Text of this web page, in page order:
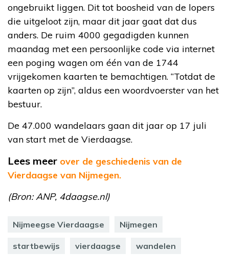
ongebruikt liggen. Dit tot boosheid van de lopers
die uitgeloot zijn, maar dit jaar gaat dat dus
anders. De ruim 4000 gegadigden kunnen
maandag met een persoonlijke code via internet
een poging wagen om één van de 1744
vrijgekomen kaarten te bemachtigen. “Totdat de
kaarten op zijn”, aldus een woordvoerster van het
bestuur.
De 47.000 wandelaars gaan dit jaar op 17 juli
van start met de Vierdaagse.
Lees meer over de geschiedenis van de
Vierdaagse van Nijmegen.
(Bron: ANP, 4daagse.nl)
Nijmeegse Vierdaagse Nijmegen
startbewijs vierdaagse wandelen